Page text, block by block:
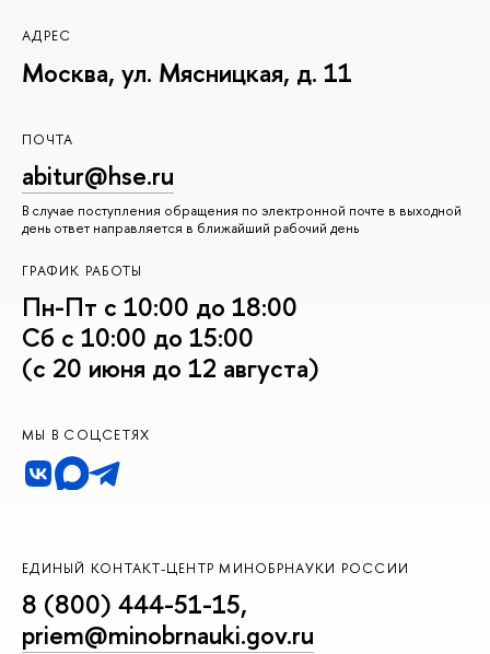
АДРЕС
Москва, ул. Мясницкая, д. 11
ПОЧТА
abitur@hse.ru
В случае поступления обращения по электронной почте в выходной
день ответ направляется в ближайший рабочий день
ГРАФИК РАБОТЫ
Пн-Пт с 10:00 до 18:00
Сб с 10:00 до 15:00
(с 20 июня до 12 августа)
МЫ В СОЦСЕТЯХ
ЕДИНЫЙ КОНТАКТ-ЦЕНТР МИНОБРНАУКИ РОССИИ
8 (800) 444-51-15,
priem@minobrnauki.gov.ru